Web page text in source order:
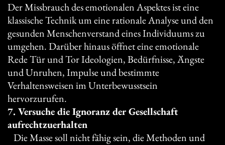
Der Missbrauch des emotionalen Aspektes ist eine
klassische Technik um eine rationale Analyse und den
gesunden Menschenverstand eines Individuums zu
umgehen. Darüber hinaus öffnet eine emotionale
Rede Tür und Tor Ideologien, Bedürfnisse, Ängste
und Unruhen, Impulse und bestimmte
Verhaltensweisen im Unterbewusstsein
hervorzurufen.
7. Versuche die Ignoranz der Gesellschaft
aufrechtzuerhalten
Die Masse soll nicht fähig sein, die Methoden und